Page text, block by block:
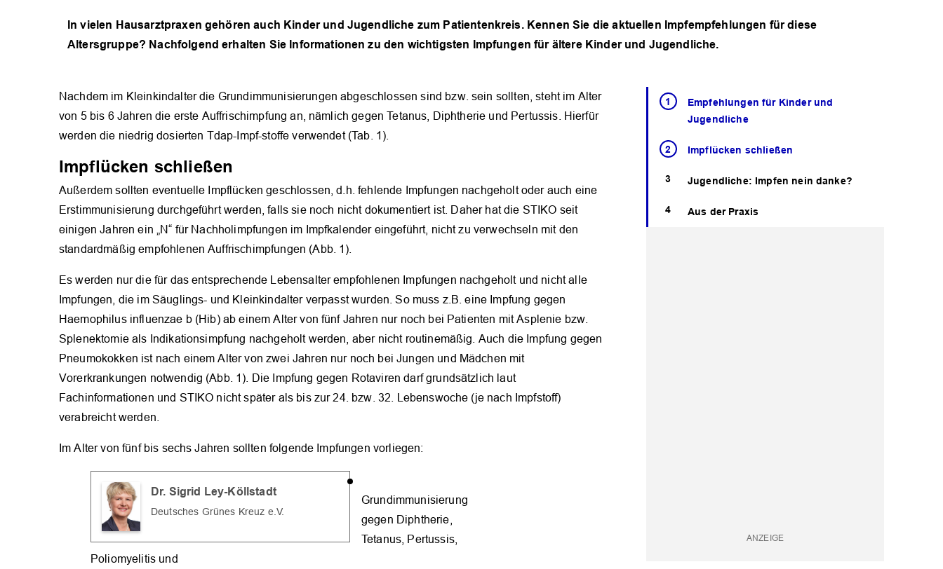
In vielen Hausarztpraxen gehören auch Kinder und Jugendliche zum Patientenkreis. Kennen Sie die aktuellen Impfempfehlungen für diese
Altersgruppe? Nachfolgend erhalten Sie Informationen zu den wichtigsten Impfungen für ältere Kinder und Jugendliche.
Empfehlungen für Kinder und
Jugendliche
Impflücken schließen
Jugendliche: Impfen nein danke?
Aus der Praxis
Nachdem im Kleinkindalter die Grundimmunisierungen abgeschlossen sind bzw. sein sollten, steht im Alter
von 5 bis 6 Jahren die erste Auffrischimpfung an, nämlich gegen Tetanus, Diphtherie und Pertussis. Hierfür
werden die niedrig dosierten Tdap-Impf-stoffe verwendet (Tab. 1).
Impflücken schließen
Außerdem sollten eventuelle Impflücken­ geschlossen, d.h. fehlende Impfungen­ nachgeholt oder auch eine
Erstimmunisierung durchgeführt werden, falls sie noch nicht dokumentiert ist. Daher hat die ­STIKO seit
einigen Jahren ein „N“ für Nachholimpfungen im Impfkalender eingeführt, nicht zu verwechseln mit den
standardmäßig empfohlenen Auf­frischimpfungen (Abb. 1).
Es werden nur die für das ­entsprechende Lebensalter empfohlenen Impfungen nachgeholt und nicht alle
Impfungen, die im Säuglings- und Kleinkindalter verpasst wurden. So muss z.B. eine Impfung gegen
Haemophilus influenzae b (Hib) ab einem Alter von fünf Jahren nur noch bei Patienten mit Asplenie bzw.
Splenektomie als Indikationsimpfung nachgeholt werden, aber nicht routinemäßig. Auch die Impfung gegen
Pneumokokken ist nach einem ­Alter von zwei Jahren nur noch bei Jungen und Mädchen mit
Vorerkrankungen notwendig (Abb. 1). Die Impfung gegen Rotaviren darf grundsätzlich laut
Fachinformationen und STIKO nicht später als bis zur 24. bzw. 32. Lebenswoche (je nach Impfstoff)
verabreicht werden.
Im Alter von fünf bis sechs Jahren sollten folgende Impfungen vorliegen:
Dr. Sigrid Ley-Köllstadt
Deutsches Grünes Kreuz e.V.
Grundimmunisierung
gegen Diphtherie,
Tetanus, Pertussis,
Poliomyelitis und